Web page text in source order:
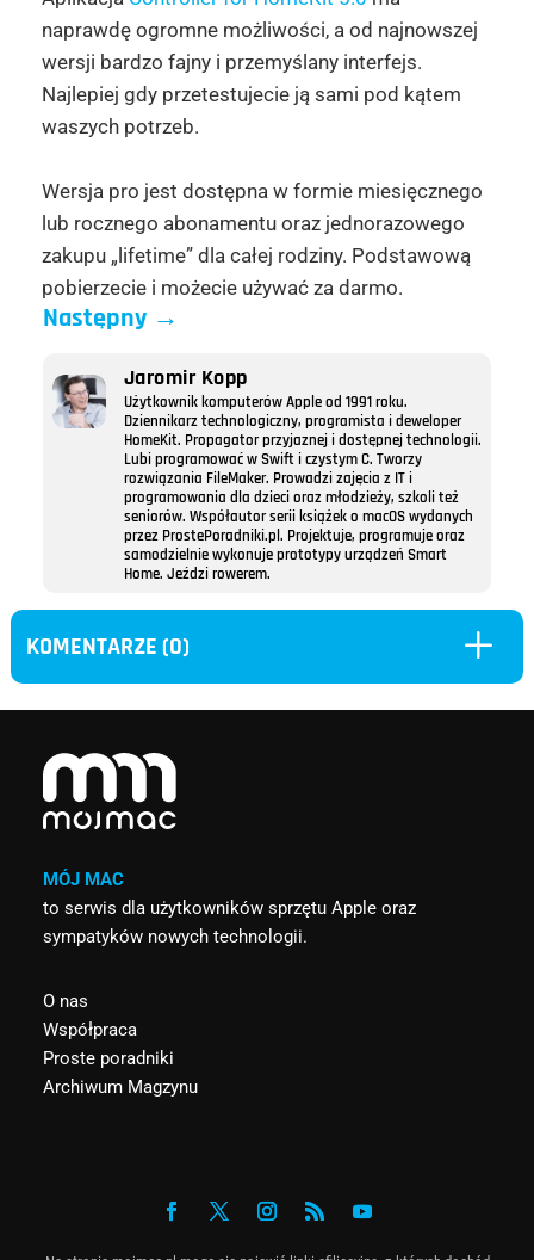
naprawdę ogromne możliwości, a od najnowszej
wersji bardzo fajny i przemyślany interfejs.
Najlepiej gdy przetestujecie ją sami pod kątem
waszych potrzeb.
Wersja pro jest dostępna w formie miesięcznego
lub rocznego abonamentu oraz jednorazowego
zakupu „lifetime” dla całej rodziny. Podstawową
pobierzecie i możecie używać za darmo.
Następny→
Jaromir Kopp
Użytkownik komputerów Apple od 1991 roku.
Dziennikarz technologiczny, programista i deweloper
HomeKit. Propagator przyjaznej i dostępnej technologii.
Lubi programować w Swift i czystym C. Tworzy
rozwiązania FileMaker. Prowadzi zajęcia z IT i
programowania dla dzieci oraz młodzieży, szkoli też
seniorów. Współautor serii książek o macOS wydanych
przez ProstePoradniki.pl. Projektuje, programuje oraz
samodzielnie wykonuje prototypy urządzeń Smart
Home. Jeździ rowerem.
KOMENTARZE (0) L
MÓJ MAC
to serwis dla użytkowników sprzętu Apple oraz
sympatyków nowych technologii.
O nas
Współpraca
Proste poradniki
Archiwum Magzynu